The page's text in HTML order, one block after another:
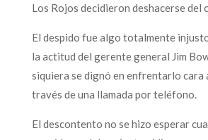
Los Rojos decidieron deshacerse del
El despido fue algo totalmente
la actitud del gerente general Jim
siquiera se dignó en enfrentarlo cara
través de una llamada por teléfono.
El descontento no se hizo esperar